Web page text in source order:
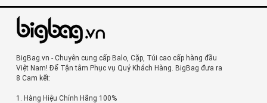
BigBag.vn - Chuyên cung cấp Balo, Cặp, Túi cao cấp hàng đầu
Việt Nam! Để Tận tâm Phục vụ Quý Khách Hàng. BigBag đưa ra
8 Cam kết:
1. Hàng Hiệu Chính Hãng 100%